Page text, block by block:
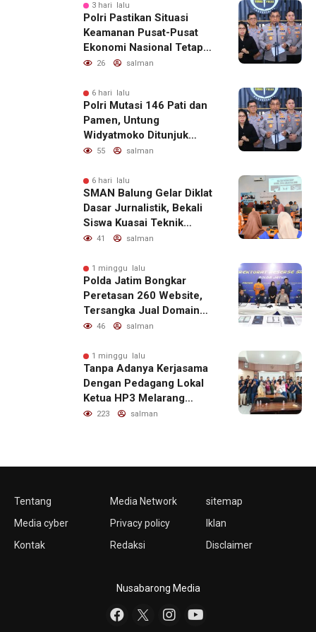
3 hari lalu
Polri Pastikan Situasi
Keamanan Pusat-Pusat
Ekonomi Nasional Tetap
Kondusif
26 salman
6 hari lalu
Polri Mutasi 146 Pati dan
Pamen, Untung
Widyatmoko Ditunjuk
sebagai Kadivhubinter
55 salman
6 hari lalu
SMAN Balung Gelar Diklat
Dasar Jurnalistik, Bekali
Siswa Kuasai Teknik
Menulis Berita yang
41 salman
1 minggu lalu
Polda Jatim Bongkar
Peretasan 260 Website,
Tersangka Jual Domain
untuk Promosi Judi Online
46 salman
1 minggu lalu
Tanpa Adanya Kerjasama
Dengan Pedagang Lokal
Ketua HP3 Melarang
Aktifitas Pedagang Ikan
223 salman
Tentang
Media cyber
Kontak
Media Network
Privacy policy
Redaksi
sitemap
Iklan
Disclaimer
Nusabarong Media